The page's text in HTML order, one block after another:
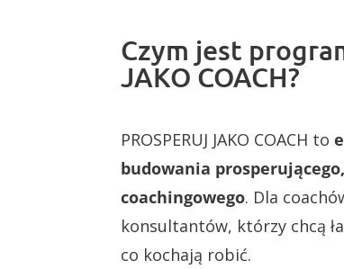
Czym jest
JAKO COACH?
PROSPERUJ JAKO COACH to
budowania
coachingowego. Dla
konsultantów, którzy chcą
co kochają robić.